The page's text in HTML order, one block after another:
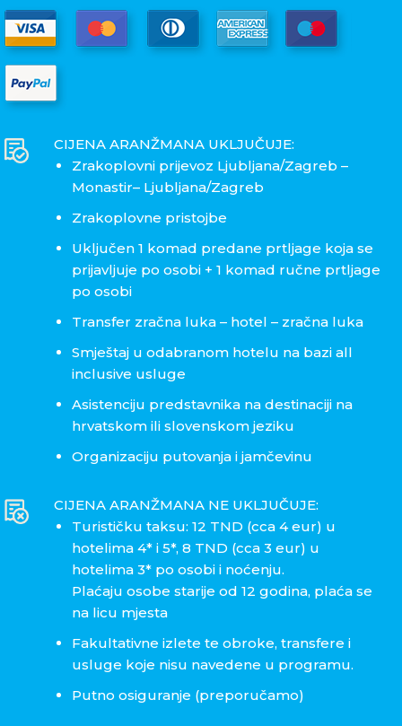
CIJENA ARANŽMANA UKLJUČUJE:
Zrakoplovni prijevoz Ljubljana/Zagreb –
Monastir– Ljubljana/Zagreb
Zrakoplovne pristojbe
Uključen 1 komad predane prtljage koja se
prijavljuje po osobi + 1 komad ručne prtljage
po osobi
Transfer zračna luka – hotel – zračna luka
Smještaj u odabranom hotelu na bazi all
inclusive usluge
Asistenciju predstavnika na destinaciji na
hrvatskom ili slovenskom jeziku
Organizaciju putovanja i jamčevinu
CIJENA ARANŽMANA NE UKLJUČUJE:
Turističku taksu: 12 TND (cca 4 eur) u
hotelima 4* i 5*, 8 TND (cca 3 eur) u
hotelima 3* po osobi i noćenju.
Plaćaju osobe starije od 12 godina, plaća se
na licu mjesta
Fakultativne izlete te obroke, transfere i
usluge koje nisu navedene u programu.
Putno osiguranje (preporučamo)